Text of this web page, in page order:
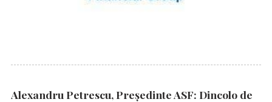
Alexandru Petrescu, Președinte ASF: Dincolo de